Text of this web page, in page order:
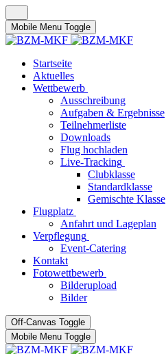
Mobile Menu Toggle
Startseite
Aktuelles
Wettbewerb
Ausschreibung
Aufgaben & Ergebnisse
Teilnehmerliste
Downloads
Flug hochladen
Live-Tracking
Clubklasse
Standardklasse
Gemischte Klasse
Flugplatz
Anfahrt und Lageplan
Verpflegung
Event-Catering
Kontakt
Fotowettbewerb
Bilderupload
Bilder
Off-Canvas Toggle
Mobile Menu Toggle